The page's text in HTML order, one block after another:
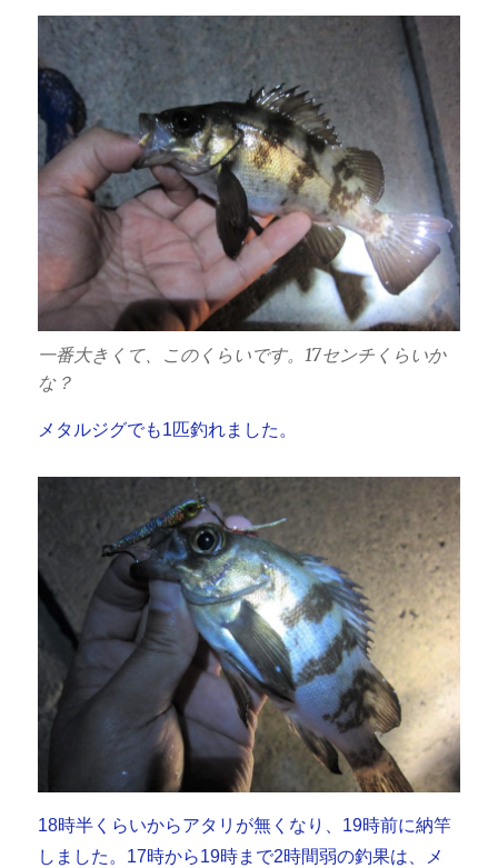
一番大きくて、このくらいです。17センチくらいか
な？
メタルジグでも1匹釣れました。
18時半くらいからアタリが無くなり、19時前に納竿
しました。17時から19時まで2時間弱の釣果は、メ